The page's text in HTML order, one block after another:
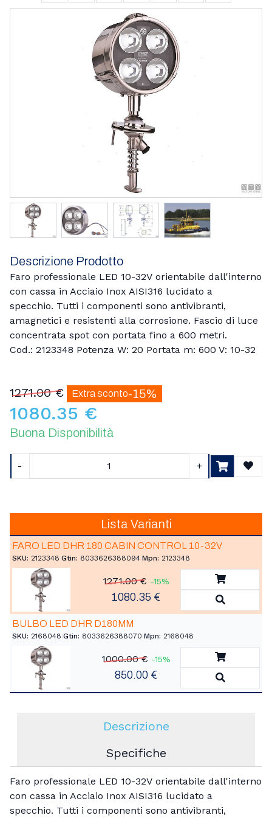
Descrizione Prodotto
Faro professionale LED 10-32V orientabile dall'interno
con cassa in Acciaio Inox AISI316 lucidato a
specchio. Tutti i componenti sono antivibranti,
amagnetici e resistenti alla corrosione. Fascio di luce
concentrata spot con portata fino a 600 metri.
Cod.: 2123348 Potenza W: 20 Portata m: 600 V: 10-32
1271.00 € Extra sconto-15%
1080.35 €
Buona Disponibilità
-
+
Lista Varianti
FARO LED DHR 180 CABIN CONTROL 10-32V
SKU: 2123348 Gtin: 8033626388094 Mpn: 2123348
1271.00 € -15%
1080.35 €
Aggiungi
BULBO LED DHR D180MM
SKU: 2168048 Gtin: 8033626388070 Mpn: 2168048
1000.00 € -15%
850.00 €
Aggiungi
Descrizione
Specifiche
Faro professionale LED 10-32V orientabile dall'interno
con cassa in Acciaio Inox AISI316 lucidato a
specchio. Tutti i componenti sono antivibranti,